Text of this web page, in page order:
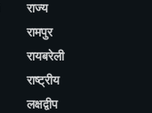
राज्य
रामपुर
रायबरेली
राष्ट्रीय
लक्षद्वीप